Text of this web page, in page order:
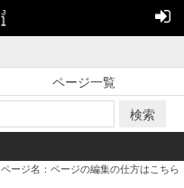
ページ一覧
検索
ページ名：ページの編集の仕方はこちら